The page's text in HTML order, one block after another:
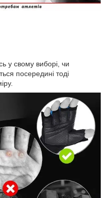
у свому виборі, чи
посередині тоді